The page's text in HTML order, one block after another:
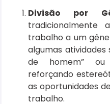
Divisão por
tradicionalmente
trabalho a um
algumas atividades
de homem” ou
reforçando
as oportunidades
trabalho.